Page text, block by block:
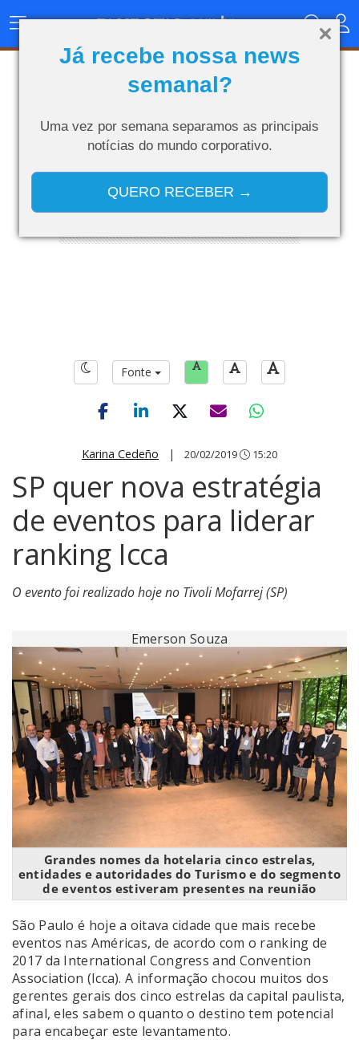
Já recebe nossa news
semanal?
Uma vez por semana separamos as principais
notícias do mundo corporativo.
QUERO RECEBER →
Menu
Principal
MERCADO
Fonte
Karina Cedeño | 20/02/2019 15:20
SP quer nova estratégia
de eventos para liderar
ranking Icca
O evento foi realizado hoje no Tivoli Mofarrej (SP)
Emerson Souza
Grandes nomes da hotelaria cinco estrelas,
entidades e autoridades do Turismo e do segmento
de eventos estiveram presentes na reunião
São Paulo é hoje a oitava cidade que mais recebe
eventos nas Américas, de acordo com o ranking de
2017 da International Congress and Convention
Association (Icca). A informação chocou muitos dos
gerentes gerais dos cinco estrelas da capital paulista,
afinal, eles sabem o quanto o destino tem potencial
para encabeçar este levantamento.